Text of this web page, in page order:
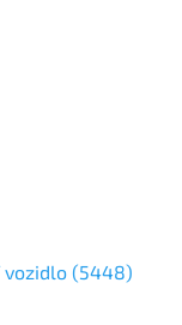
vozidlo (5448)